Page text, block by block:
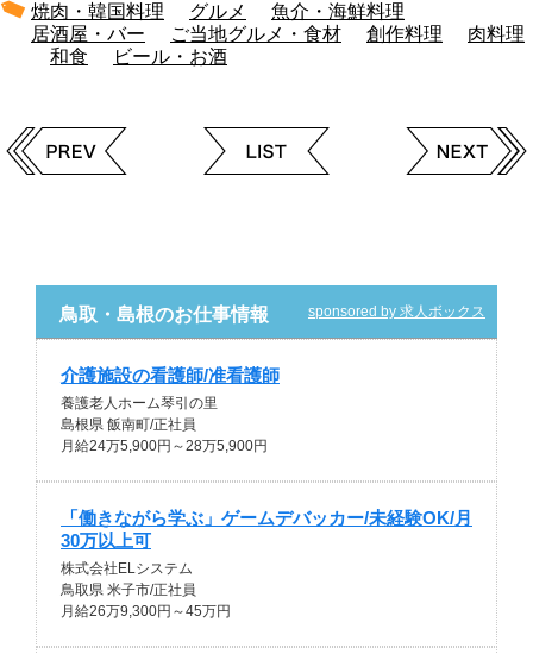
焼肉・韓国料理 グルメ
魚介・海鮮料理
居酒屋・バー
ご当地グルメ・食材 創作料理
肉料理
和食
ビール・お酒
鳥取・島根のお仕事情報 sponsored by 求人ボックス
介護施設の看護師/准看護師
養護老人ホーム琴引の里
島根県 飯南町/正社員
月給24万5,900円～28万5,900円
「働きながら学ぶ」ゲームデバッカー/未経験OK/月
30万以上可
株式会社ELシステム
鳥取県 米子市/正社員
月給26万9,300円～45万円